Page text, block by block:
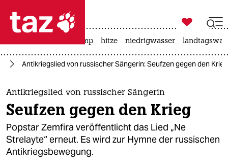
 taz zahl ich
taz zahl ich
themen
politik
öko
gesellschaft

taz zahl ich
usa unter trump hitze niedrigwasser
Antikriegslied von russischer Sängerin: Seufzen gegen den Krieg
Antikriegslied von russischer Sängerin
Seufzen gegen den Krieg
Popstar Zemfira veröffentlicht das Lied „Ne
Strelayte“ erneut. Es wird zur Hymne der russischen
Antikriegsbewegung.